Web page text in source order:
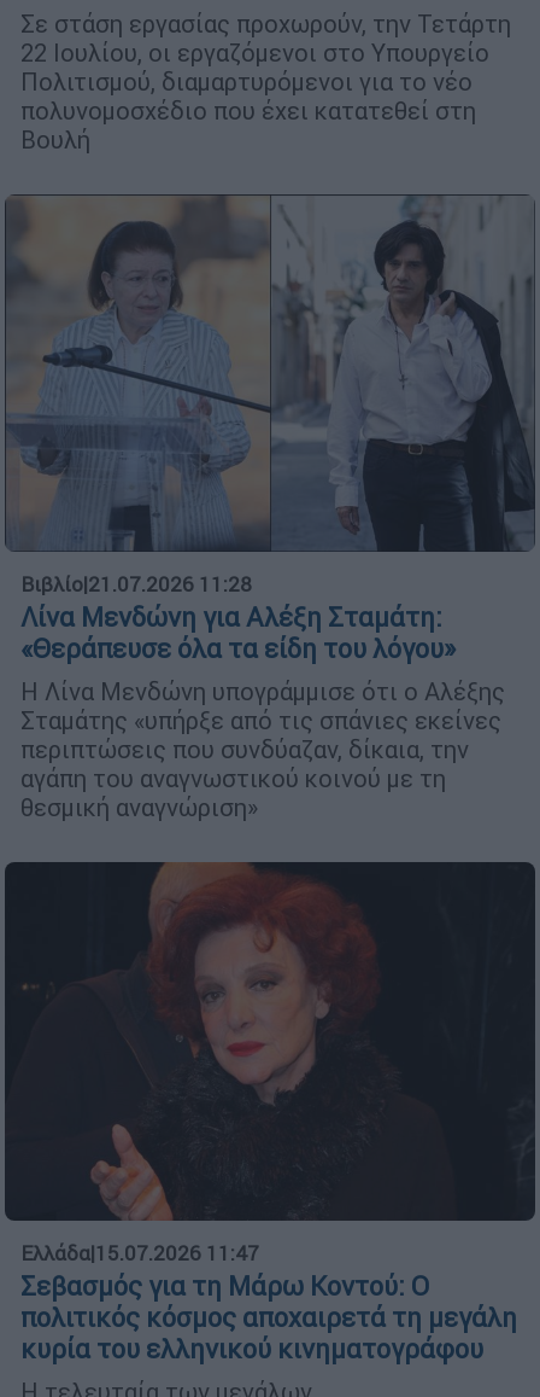
Σε στάση εργασίας προχωρούν, την Τετάρτη
22 Ιουλίου, οι εργαζόμενοι στο Υπουργείο
Πολιτισμού, διαμαρτυρόμενοι για το νέο
πολυνομοσχέδιο που έχει κατατεθεί στη
Βουλή
Βιβλίο|21.07.2026 11:28
Λίνα Μενδώνη για Αλέξη Σταμάτη:
«Θεράπευσε όλα τα είδη του λόγου»
Η Λίνα Μενδώνη υπογράμμισε ότι ο Αλέξης
Σταμάτης «υπήρξε από τις σπάνιες εκείνες
περιπτώσεις που συνδύαζαν, δίκαια, την
αγάπη του αναγνωστικού κοινού με τη
θεσμική αναγνώριση»
Ελλάδα|15.07.2026 11:47
Σεβασμός για τη Μάρω Κοντού: Ο
πολιτικός κόσμος αποχαιρετά τη μεγάλη
κυρία του ελληνικού κινηματογράφου